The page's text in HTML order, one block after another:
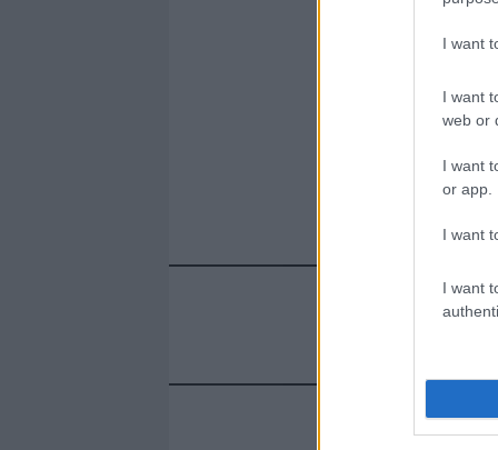
I want
I want
web or
I want
or app.
I want
I want
re